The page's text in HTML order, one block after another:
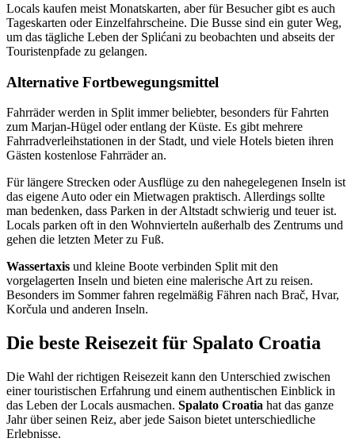
Locals kaufen meist Monatskarten, aber für Besucher gibt es auch
Tageskarten oder Einzelfahrscheine. Die Busse sind ein guter Weg,
um das tägliche Leben der Splićani zu beobachten und abseits der
Touristenpfade zu gelangen.
Alternative Fortbewegungsmittel
Fahrräder werden in Split immer beliebter, besonders für Fahrten
zum Marjan-Hügel oder entlang der Küste. Es gibt mehrere
Fahrradverleihstationen in der Stadt, und viele Hotels bieten ihren
Gästen kostenlose Fahrräder an.
Für längere Strecken oder Ausflüge zu den nahegelegenen Inseln ist
das eigene Auto oder ein Mietwagen praktisch. Allerdings sollte
man bedenken, dass Parken in der Altstadt schwierig und teuer ist.
Locals parken oft in den Wohnvierteln außerhalb des Zentrums und
gehen die letzten Meter zu Fuß.
Wassertaxis und kleine Boote verbinden Split mit den
vorgelagerten Inseln und bieten eine malerische Art zu reisen.
Besonders im Sommer fahren regelmäßig Fähren nach Brač, Hvar,
Korčula und anderen Inseln.
Die beste Reisezeit für Spalato Croatia
Die Wahl der richtigen Reisezeit kann den Unterschied zwischen
einer touristischen Erfahrung und einem authentischen Einblick in
das Leben der Locals ausmachen. Spalato Croatia hat das ganze
Jahr über seinen Reiz, aber jede Saison bietet unterschiedliche
Erlebnisse.